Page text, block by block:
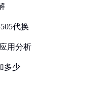
代换
用分析
多少